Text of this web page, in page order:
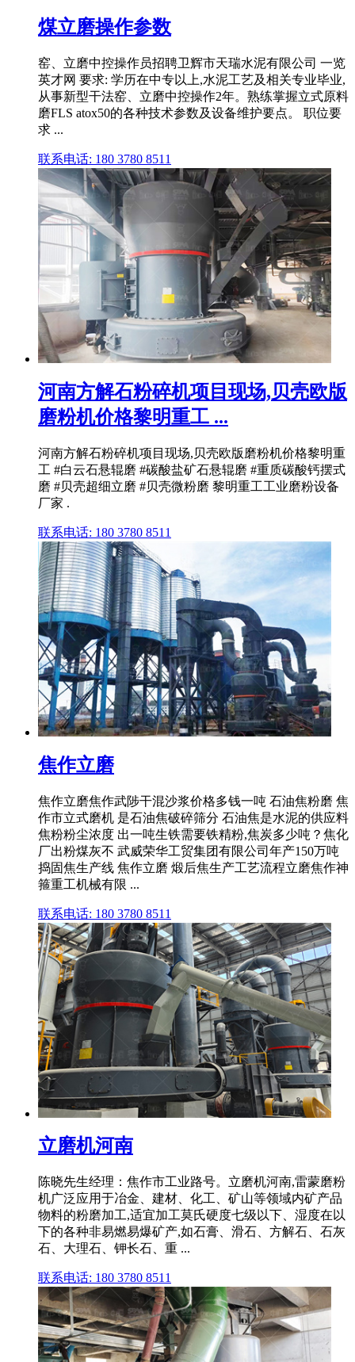
煤立磨操作参数
窑、立磨中控操作员招聘卫辉市天瑞水泥有限公司 一览
英才网 要求: 学历在中专以上,水泥工艺及相关专业毕业,
从事新型干法窑、立磨中控操作2年。熟练掌握立式原料
磨FLS atox50的各种技术参数及设备维护要点。 职位要
求 ...
联系电话: 180 3780 8511
河南方解石粉碎机项目现场,贝壳欧版
磨粉机价格黎明重工 ...
河南方解石粉碎机项目现场,贝壳欧版磨粉机价格黎明重
工 #白云石悬辊磨 #碳酸盐矿石悬辊磨 #重质碳酸钙摆式
磨 #贝壳超细立磨 #贝壳微粉磨 黎明重工工业磨粉设备
厂家 .
联系电话: 180 3780 8511
焦作立磨
焦作立磨焦作武陟干混沙浆价格多钱一吨 石油焦粉磨 焦
作市立式磨机 是石油焦破碎筛分 石油焦是水泥的供应料
焦粉粉尘浓度 出一吨生铁需要铁精粉,焦炭多少吨？焦化
厂出粉煤灰不 武威荣华工贸集团有限公司年产150万吨
捣固焦生产线 焦作立磨 煅后焦生产工艺流程立磨焦作神
箍重工机械有限 ...
联系电话: 180 3780 8511
立磨机河南
陈晓先生经理：焦作市工业路号。立磨机河南,雷蒙磨粉
机广泛应用于冶金、建材、化工、矿山等领域内矿产品
物料的粉磨加工,适宜加工莫氏硬度七级以下、湿度在以
下的各种非易燃易爆矿产,如石膏、滑石、方解石、石灰
石、大理石、钾长石、重 ...
联系电话: 180 3780 8511